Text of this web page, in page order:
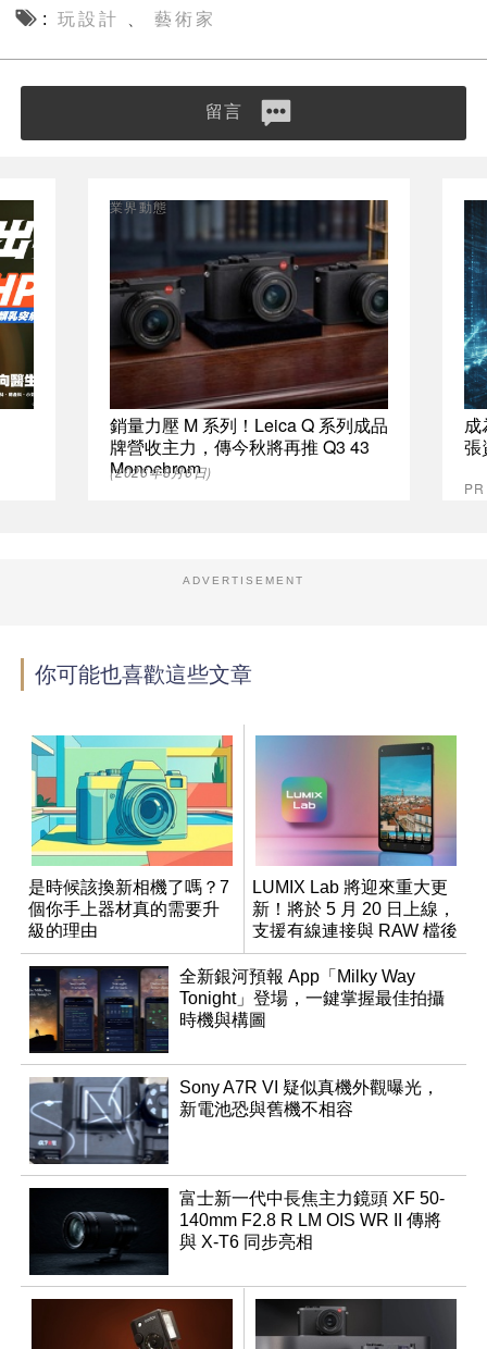
玩設計 藝術家
留言
銷量力壓 M 系列！Leica Q 系列成品
牌營收主力，傳今秋將再推 Q3 43
Monochrom
業界動態
(2026年8月6日)
成
張
ADVERTISEMENT
你可能也喜歡這些文章
是時候該換新相機了嗎？7
個你手上器材真的需要升
級的理由
LUMIX Lab 將迎來重大更
新！將於 5 月 20 日上線，
支援有線連接與 RAW 檔後
製
全新銀河預報 App「Milky Way
Tonight」登場，一鍵掌握最佳拍攝
時機與構圖
Sony A7R VI 疑似真機外觀曝光，
新電池恐與舊機不相容
富士新一代中長焦主力鏡頭 XF 50-
140mm F2.8 R LM OIS WR II 傳將
與 X-T6 同步亮相